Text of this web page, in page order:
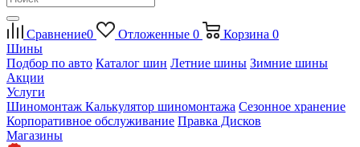
Сравнение0 Отложенные 0 Корзина 0
Шины
Подбор по авто Каталог шин Летние шины Зимние шины
Акции
Услуги
Шиномонтаж Калькулятор шиномонтажа Сезонное хранение
Корпоративное обслуживание Правка Дисков
Магазины